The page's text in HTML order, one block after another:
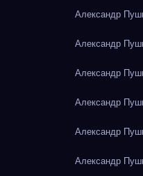
Александр
Александр
Александр
Александр
Александр
Александр